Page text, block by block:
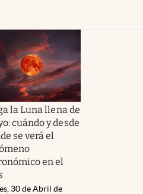
la Luna llena de
cuándo y desde
se verá el
en el
30 de Abril de